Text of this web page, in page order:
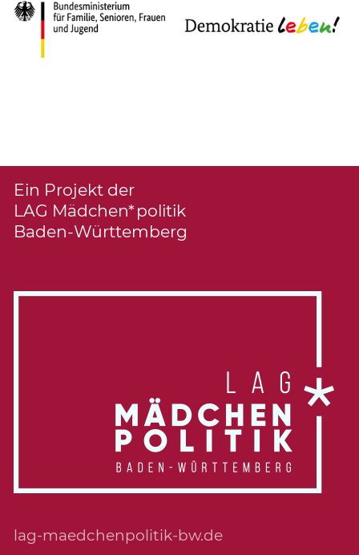
Ein Projekt der
LAG Mädchen*politik
Baden-Württemberg
lag-maedchenpolitik-bw.de